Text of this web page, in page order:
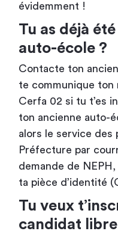
évidemment !
Tu as déjà
auto-école ?
Contacte ton
te communique ton
Cerfa 02 si tu t’es
ton ancienne auto-
alors le service des
Préfecture par
demande de
ta pièce d’identité
Tu veux
candidat